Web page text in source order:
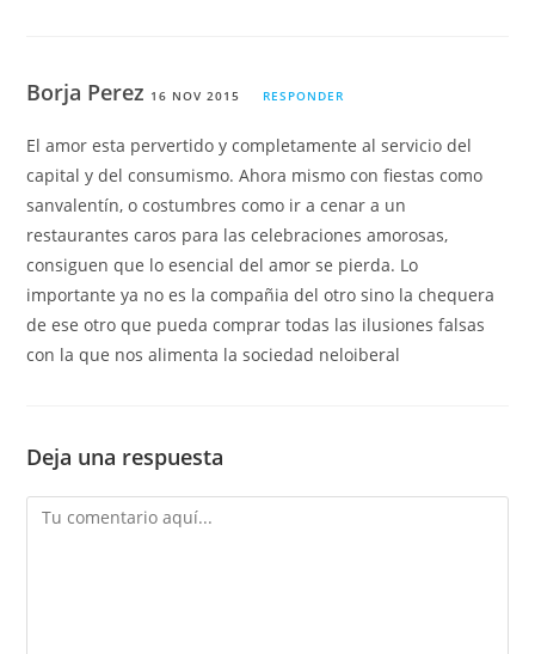
Borja Perez 16 NOV 2015 RESPONDER
El amor esta pervertido y completamente al servicio del
capital y del consumismo. Ahora mismo con fiestas como
sanvalentín, o costumbres como ir a cenar a un
restaurantes caros para las celebraciones amorosas,
consiguen que lo esencial del amor se pierda. Lo
importante ya no es la compañia del otro sino la chequera
de ese otro que pueda comprar todas las ilusiones falsas
con la que nos alimenta la sociedad neloiberal
Deja una respuesta